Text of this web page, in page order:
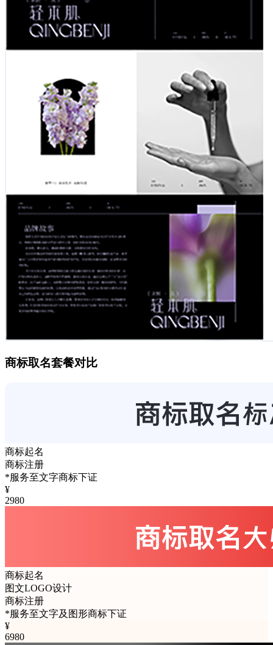
商标取名套餐对比
商标起名
商标注册
*服务至文字商标下证
¥
2980
商标起名
图文LOGO设计
商标注册
*服务至文字及图形商标下证
¥
6980